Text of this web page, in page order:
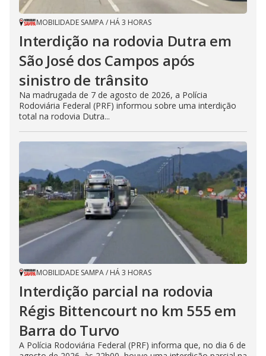
MOBILIDADE SAMPA/ HÁ 3 HORAS
Interdição na rodovia Dutra em
São José dos Campos após
sinistro de trânsito
Na madrugada de 7 de agosto de 2026, a Polícia
Rodoviária Federal (PRF) informou sobre uma interdição
total na rodovia Dutra...
MOBILIDADE SAMPA/ HÁ 3 HORAS
Interdição parcial na rodovia
Régis Bittencourt no km 555 em
Barra do Turvo
A Polícia Rodoviária Federal (PRF) informa que, no dia 6 de